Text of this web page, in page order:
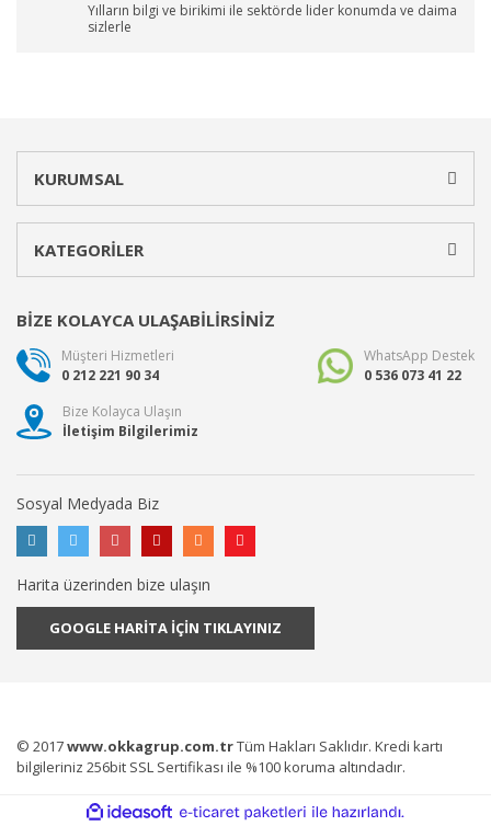
Yılların bilgi ve birikimi ile sektörde lider konumda ve daima
sizlerle
KURUMSAL
KATEGORİLER
BİZE KOLAYCA ULAŞABİLİRSİNİZ
Müşteri Hizmetleri
0 212 221 90 34
WhatsApp Destek
0 536 073 41 22
Bize Kolayca Ulaşın
İletişim Bilgilerimiz
Sosyal Medyada Biz
Harita üzerinden bize ulaşın
GOOGLE HARİTA İÇİN TIKLAYINIZ
© 2017www.okkagrup.com.trTüm Hakları Saklıdır. Kredi kartı
bilgileriniz 256bit SSL Sertifikası ile %100 koruma altındadır.
ideasoft
e-